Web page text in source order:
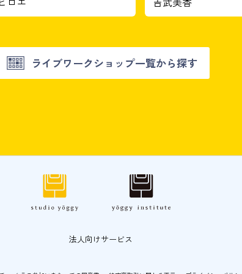
ライブワークショップ一覧から探す
法人向けサービス